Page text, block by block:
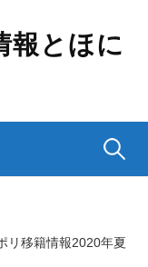
報とほに
検
リ移籍情報2020年夏